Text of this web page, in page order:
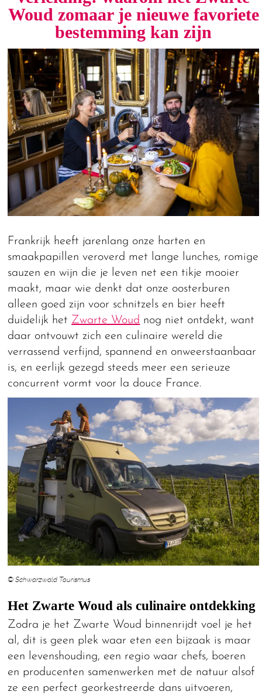
Woud zomaar je nieuwe favoriete
bestemming kan zijn
Frankrijk heeft jarenlang onze harten en
smaakpapillen veroverd met lange lunches, romige
sauzen en wijn die je leven net een tikje mooier
maakt, maar wie denkt dat onze oosterburen
alleen goed zijn voor schnitzels en bier heeft
duidelijk het Zwarte Woud nog niet ontdekt, want
daar ontvouwt zich een culinaire wereld die
verrassend verfijnd, spannend en onweerstaanbaar
is, en eerlijk gezegd steeds meer een serieuze
concurrent vormt voor la douce France.
© Schwarzwald Tourismus
Het Zwarte Woud als culinaire ontdekking
Zodra je het Zwarte Woud binnenrijdt voel je het
al, dit is geen plek waar eten een bijzaak is maar
een levenshouding, een regio waar chefs, boeren
en producenten samenwerken met de natuur alsof
ze een perfect georkestreerde dans uitvoeren,